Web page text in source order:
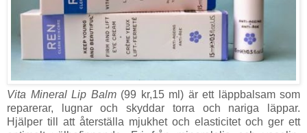
Vita Mineral Lip Balm(99 kr,15 ml) är ett läppbalsam som
reparerar, lugnar och skyddar torra och nariga läppar.
Hjälper till att återställa mjukhet och elasticitet och ger ett